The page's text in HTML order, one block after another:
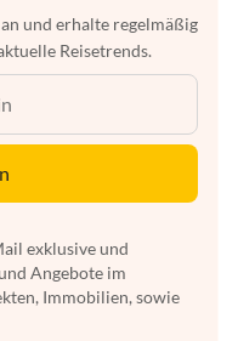
und erhalte regelmäßig
Reisetrends.
exklusive und
Angebote im
Immobilien, sowie